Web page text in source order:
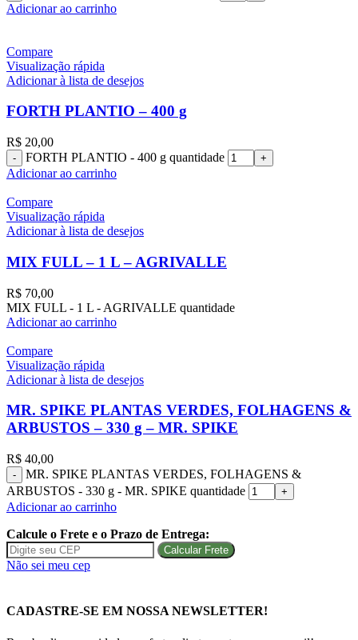
Adicionar ao carrinho
Compare
Visualização rápida
Adicionar à lista de desejos
FORTH PLANTIO – 400 g
R$ 20,00
FORTH PLANTIO - 400 g quantidade
Adicionar ao carrinho
Compare
Visualização rápida
Adicionar à lista de desejos
MIX FULL – 1 L – AGRIVALLE
R$ 70,00
MIX FULL - 1 L - AGRIVALLE quantidade
Adicionar ao carrinho
Compare
Visualização rápida
Adicionar à lista de desejos
MR. SPIKE PLANTAS VERDES, FOLHAGENS &
ARBUSTOS – 330 g – MR. SPIKE
R$ 40,00
MR. SPIKE PLANTAS VERDES, FOLHAGENS &
ARBUSTOS - 330 g - MR. SPIKE quantidade
Adicionar ao carrinho
Calcule o Frete e o Prazo de Entrega:
Calcular Frete
Não sei meu cep
CADASTRE-SE EM NOSSA NEWSLETTER!